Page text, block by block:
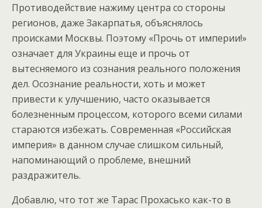
Противодействие нажиму центра со стороны
регионов, даже Закарпатья, объяснялось
происками Москвы. Поэтому «Прочь от империи!»
означает для Украины еще и прочь от
вытесняемого из сознания реального положения
дел. Осознание реальности, хоть и может
привести к улучшению, часто оказывается
болезненным процессом, которого всеми силами
стараются избежать. Современная «Российская
империя» в данном случае слишком сильный,
напоминающий о проблеме, внешний
раздражитель.
Добавлю, что тот же Тарас Прохасько как-то в